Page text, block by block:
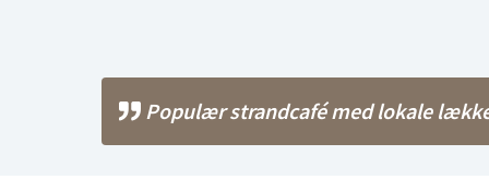
Populær strandcafé med lokale